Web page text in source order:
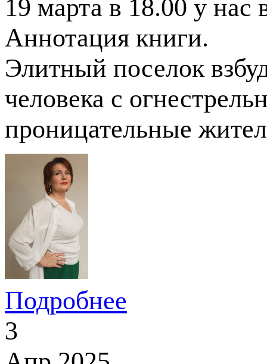
19 марта в 18.00 у
Аннотация книги.
Элитный поселок
человека с
проницательные
Подробнее
3